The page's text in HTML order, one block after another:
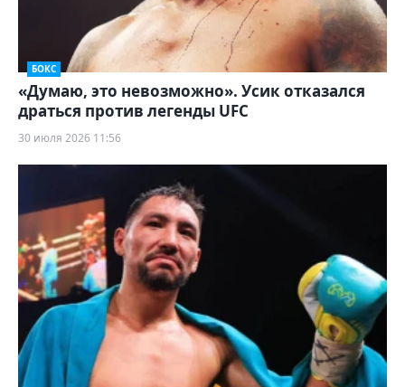
БОКС
«Думаю, это невозможно». Усик отказался
драться против легенды UFC
30 июля 2026 11:56